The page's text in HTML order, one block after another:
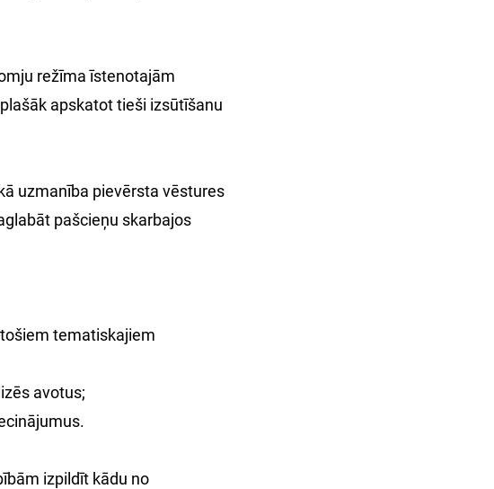
režīma īstenotajām
apskatot tieši izsūtīšanu
uzmanība pievērsta vēstures
pašcieņu skarbajos
tematiskajiem
avotus;
izpildīt kādu no